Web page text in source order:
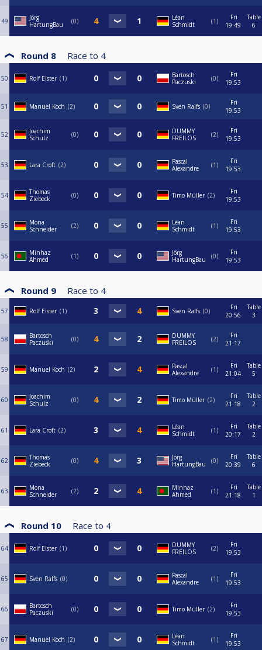
49
Jörg
HartungBau
0
Léan
Schmidt
1
Fri
19:49
Table
6
Round 8 Race to 4
50 Rolf Elster 1
Bartosch
Paczuski
0
Fri
19:53
51 Manuel Koch 2 Sven Ralfs 0
Fri
19:53
52
Joachim
Schulz
0
DUMMY
FREILOS
2
Fri
19:53
53 Lara Croft 2
Pascal
Alexandre
1
Fri
19:53
54
Thomas
Ziebeck
0 Timo Müller 2
Fri
19:53
55
Mona
Schneider
2
Léan
Schmidt
1
Fri
19:53
56
Minhaz
Ahmed
1
Jörg
HartungBau
0
Fri
19:53
Round 9 Race to 4
57 Rolf Elster 1 Sven Ralfs 0
Fri
20:56
Table
3
58
Bartosch
Paczuski
0
DUMMY
FREILOS
2
Fri
21:17
59 Manuel Koch 2
Pascal
Alexandre
1
Fri
21:04
Table
5
60
Joachim
Schulz
0 Timo Müller 2
Fri
21:18
Table
2
61 Lara Croft 2
Léan
Schmidt
1
Fri
20:17
Table
2
62
Thomas
Ziebeck
0
Jörg
HartungBau
0
Fri
20:39
Table
6
63
Mona
Schneider
2
Minhaz
Ahmed
1
Fri
21:18
Table
1
Round 10 Race to 4
64 Rolf Elster 1
DUMMY
FREILOS
2
Fri
19:53
65 Sven Ralfs 0
Pascal
Alexandre
1
Fri
19:53
66
Bartosch
Paczuski
0 Timo Müller 2
Fri
19:53
67 Manuel Koch 2
Léan
Schmidt
1
Fri
19:53